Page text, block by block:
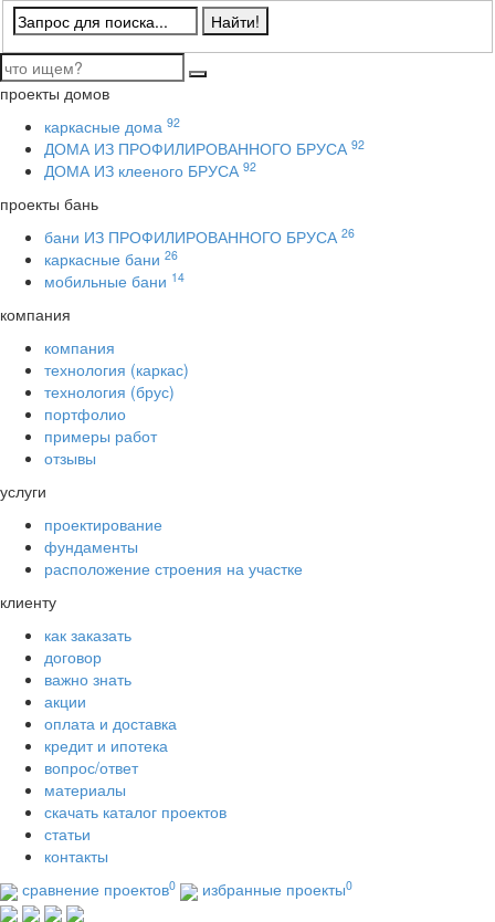
проекты домов
каркасные дома 92
ДОМА ИЗ ПРОФИЛИРОВАННОГО БРУСА 92
ДОМА ИЗ клееного БРУСА 92
проекты бань
бани ИЗ ПРОФИЛИРОВАННОГО БРУСА 26
каркасные бани 26
мобильные бани 14
компания
компания
технология (каркас)
технология (брус)
портфолио
примеры работ
отзывы
услуги
проектирование
фундаменты
расположение строения на участке
клиенту
как заказать
договор
важно знать
акции
оплата и доставка
кредит и ипотека
вопрос/ответ
материалы
скачать каталог проектов
статьи
контакты
сравнение проектов0 избранные проекты0